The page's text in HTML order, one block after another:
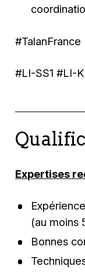
#TalanFrance
#LI-SS1 #LI-
Expertises
(au moins
Bonnes